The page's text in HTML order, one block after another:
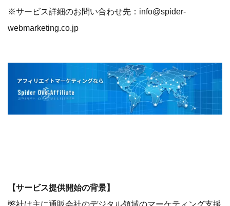
※サービス詳細のお問い合わせ先：info@spider-
webmarketing.co.jp
【サービス提供開始の背景】
弊社は主に通販会社のデジタル領域のマーケティング支援